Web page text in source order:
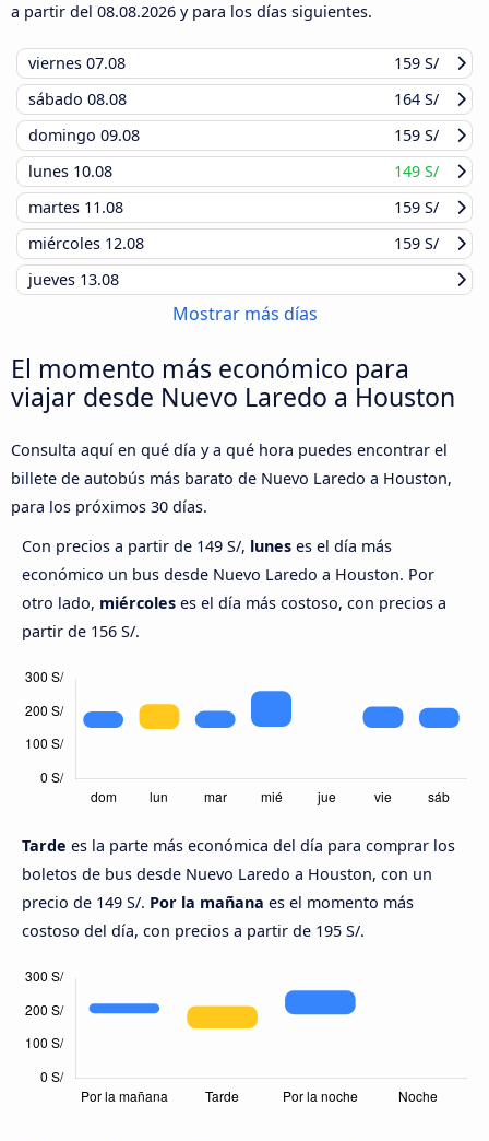
a partir del 08.08.2026 y para los días siguientes.
viernes 07.08
159 S/
sábado 08.08
164 S/
domingo 09.08
159 S/
lunes 10.08
149 S/
martes 11.08
159 S/
miércoles 12.08
159 S/
jueves 13.08
Mostrar más días
El momento más económico para
viajar desde Nuevo Laredo a Houston
Consulta aquí en qué día y a qué hora puedes encontrar el
billete de autobús más barato de Nuevo Laredo a Houston,
para los próximos 30 días.
Con precios a partir de 149 S/, lunes es el día más
económico un bus desde Nuevo Laredo a Houston. Por
otro lado, miércoles es el día más costoso, con precios a
partir de 156 S/.
Tarde es la parte más económica del día para comprar los
boletos de bus desde Nuevo Laredo a Houston, con un
precio de 149 S/. Por la mañana es el momento más
costoso del día, con precios a partir de 195 S/.